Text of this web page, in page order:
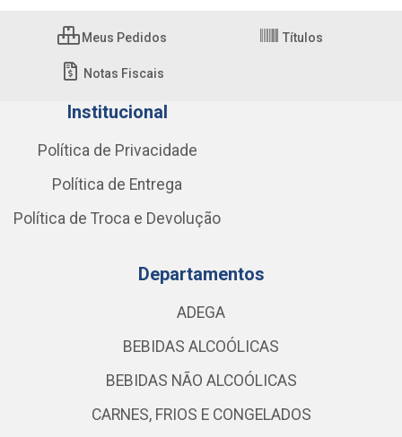
Meus Pedidos Títulos
Notas Fiscais
Institucional
Política de Privacidade
Política de Entrega
Política de Troca e Devolução
Departamentos
ADEGA
BEBIDAS ALCOÓLICAS
BEBIDAS NÃO ALCOÓLICAS
CARNES, FRIOS E CONGELADOS